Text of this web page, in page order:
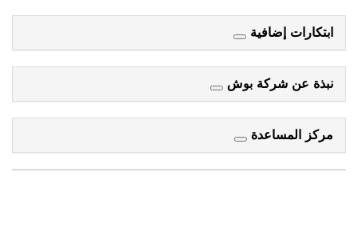
ابتكارات إضافية
نبذة عن شركة بوش
مركز المساعدة